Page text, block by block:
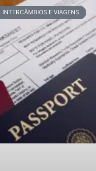
INTERCÂMBIOS E VIAGENS